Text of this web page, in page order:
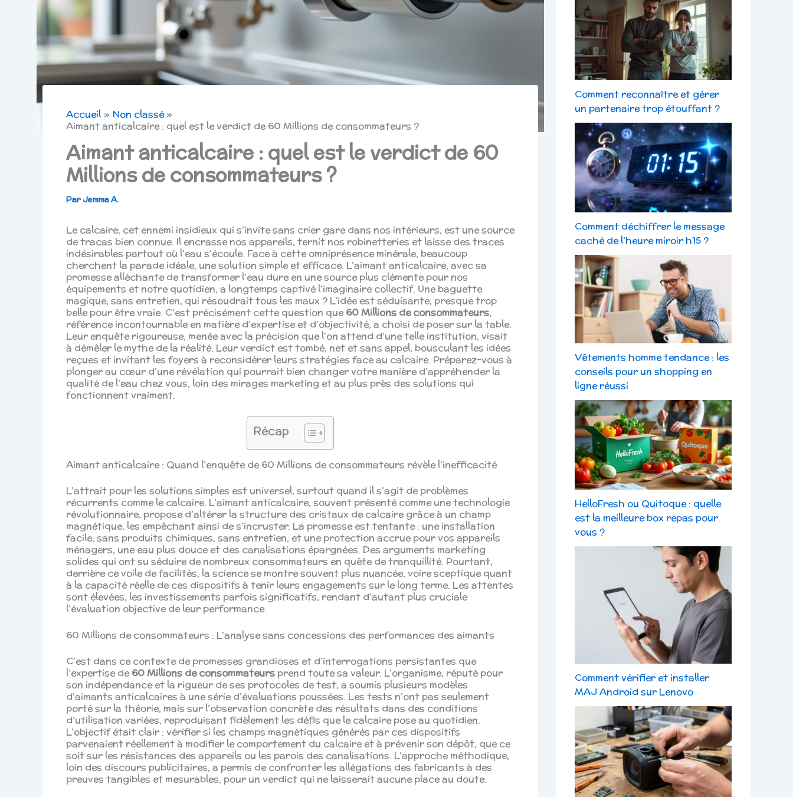
Accueil
Non classé
Aimant anticalcaire : quel est le verdict de 60 Millions de consommateurs ?
Aimant anticalcaire : quel est le verdict de 60
Millions de consommateurs ?
ParJemma A.
Le calcaire, cet ennemi insidieux qui s’invite sans crier gare dans nos intérieurs, est une source
de tracas bien connue. Il encrasse nos appareils, ternit nos robinetteries et laisse des traces
indésirables partout où l’eau s’écoule. Face à cette omniprésence minérale, beaucoup
cherchent la parade idéale, une solution simple et efficace. L’aimant anticalcaire, avec sa
promesse alléchante de transformer l’eau dure en une source plus clémente pour nos
équipements et notre quotidien, a longtemps captivé l’imaginaire collectif. Une baguette
magique, sans entretien, qui résoudrait tous les maux ? L’idée est séduisante, presque trop
belle pour être vraie. C’est précisément cette question que60 Millions de consommateurs,
référence incontournable en matière d’expertise et d’objectivité, a choisi de poser sur la table.
Leur enquête rigoureuse, menée avec la précision que l’on attend d’une telle institution, visait
à démêler le mythe de la réalité. Leur verdict est tombé, net et sans appel, bousculant les idées
reçues et invitant les foyers à reconsidérer leurs stratégies face au calcaire. Préparez-vous à
plonger au cœur d’une révélation qui pourrait bien changer votre manière d’appréhender la
qualité de l’eau chez vous, loin des mirages marketing et au plus près des solutions qui
fonctionnent vraiment.
Récap
Aimant anticalcaire : Quand l’enquête de 60 Millions de consommateurs révèle l’inefficacité
L’attrait pour les solutions simples est universel, surtout quand il s’agit de problèmes
récurrents comme le calcaire. L’aimant anticalcaire, souvent présenté comme une technologie
révolutionnaire, propose d’altérer la structure des cristaux de calcaire grâce à un champ
magnétique, les empêchant ainsi de s’incruster. La promesse est tentante : une installation
facile, sans produits chimiques, sans entretien, et une protection accrue pour vos appareils
ménagers, une eau plus douce et des canalisations épargnées. Des arguments marketing
solides qui ont su séduire de nombreux consommateurs en quête de tranquillité. Pourtant,
derrière ce voile de facilités, la science se montre souvent plus nuancée, voire sceptique quant
à la capacité réelle de ces dispositifs à tenir leurs engagements sur le long terme. Les attentes
sont élevées, les investissements parfois significatifs, rendant d’autant plus cruciale
l’évaluation objective de leur performance.
60 Millions de consommateurs : L’analyse sans concessions des performances des aimants
C’est dans ce contexte de promesses grandioses et d’interrogations persistantes que
l’expertise de60 Millions de consommateurs prend toute sa valeur. L’organisme, réputé pour
son indépendance et la rigueur de ses protocoles de test, a soumis plusieurs modèles
d’aimants anticalcaires à une série d’évaluations poussées. Les tests n’ont pas seulement
porté sur la théorie, mais sur l’observation concrète des résultats dans des conditions
d’utilisation variées, reproduisant fidèlement les défis que le calcaire pose au quotidien.
L’objectif était clair : vérifier si les champs magnétiques générés par ces dispositifs
parvenaient réellement à modifier le comportement du calcaire et à prévenir son dépôt, que ce
soit sur les résistances des appareils ou les parois des canalisations. L’approche méthodique,
loin des discours publicitaires, a permis de confronter les allégations des fabricants à des
preuves tangibles et mesurables, pour un verdict qui ne laisserait aucune place au doute.
Comment reconnaître et gérer
un partenaire trop étouffant ?
Comment déchiffrer le message
caché de l’heure miroir h15 ?
Vêtements homme tendance : les
conseils pour un shopping en
ligne réussi
HelloFresh ou Quitoque : quelle
est la meilleure box repas pour
vous ?
Comment vérifier et installer
MAJ Android sur Lenovo